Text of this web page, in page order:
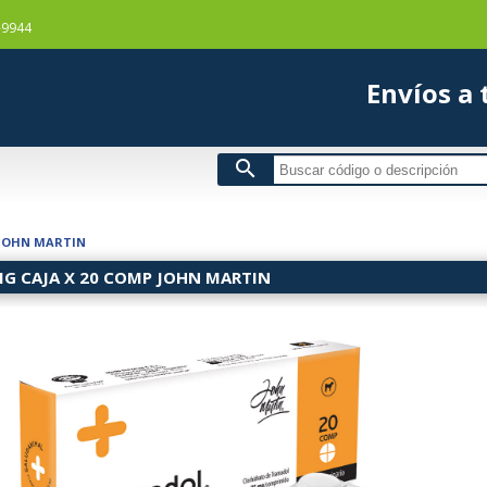
search
MARTIN
CAJA X 20 COMP JOHN MARTIN